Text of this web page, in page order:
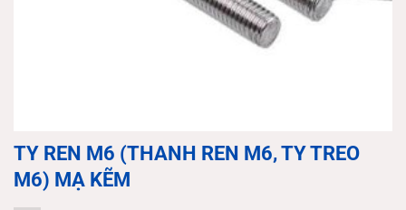
TY REN M6 (THANH REN M6, TY TREO
M6) MẠ KẼM